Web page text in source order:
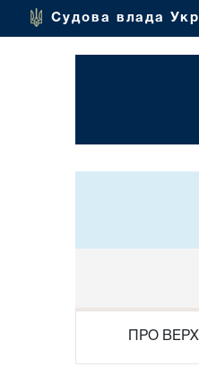
Судова влада
ПРО